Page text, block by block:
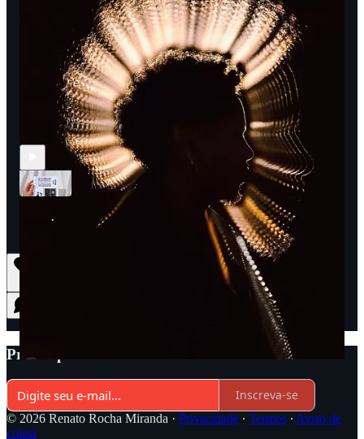
Discussão sobre este vídeo
Comentários Restacks
Publicações Recentes
O Livro Que a Publicidade Não Queria Que Você Lesse
• Renato Rocha Miranda
Pronto para mais?
Inscreva-se
© 2026 Renato Rocha Miranda · Privacidade ∙ Termos ∙ Aviso de
coleta